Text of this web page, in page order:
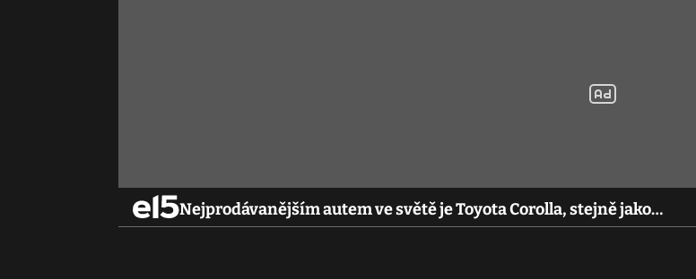
Nejprodávanějším autem ve světě je Toyota Corolla, stejně jako…